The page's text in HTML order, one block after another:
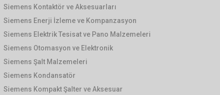
Siemens Kontaktör ve Aksesuarları
Siemens Enerji İzleme ve Kompanzasyon
Siemens Elektrik Tesisat ve Pano Malzemeleri
Siemens Otomasyon ve Elektronik
Siemens Şalt Malzemeleri
Siemens Kondansatör
Siemens Kompakt Şalter ve Aksesuar